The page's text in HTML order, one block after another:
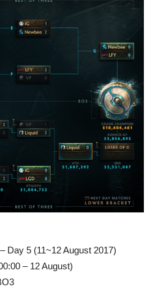
Day 5 (11~12 August 2017)
– 12 August)